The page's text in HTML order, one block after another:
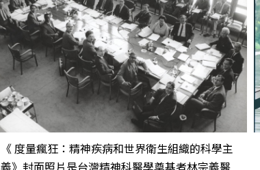
《 度量瘋狂：精神疾病和世界衛生組織的科學主
義》封面照片是台灣精神科醫學奠基者林宗義醫